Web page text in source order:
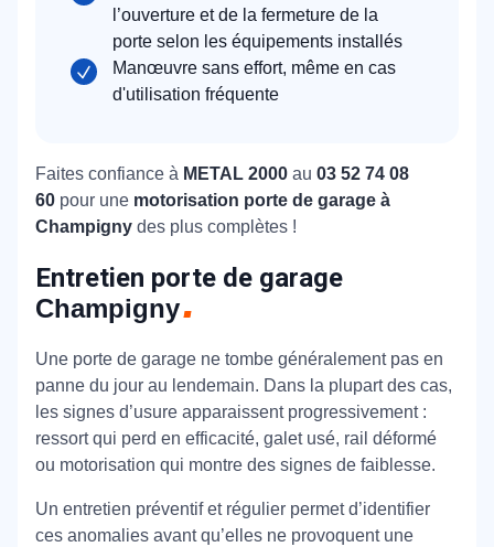
l’ouverture et de la fermeture de la
porte selon les équipements installés
Manœuvre sans effort, même en cas
d'utilisation fréquente
Faites confiance à METAL 2000 au 03 52 74 08
60 pour une motorisation porte de garage à
Champigny des plus complètes !
Entretien porte de garage
Champigny
Une porte de garage ne tombe généralement pas en
panne du jour au lendemain. Dans la plupart des cas,
les signes d’usure apparaissent progressivement :
ressort qui perd en efficacité, galet usé, rail déformé
ou motorisation qui montre des signes de faiblesse.
Un entretien préventif et régulier permet d’identifier
ces anomalies avant qu’elles ne provoquent une